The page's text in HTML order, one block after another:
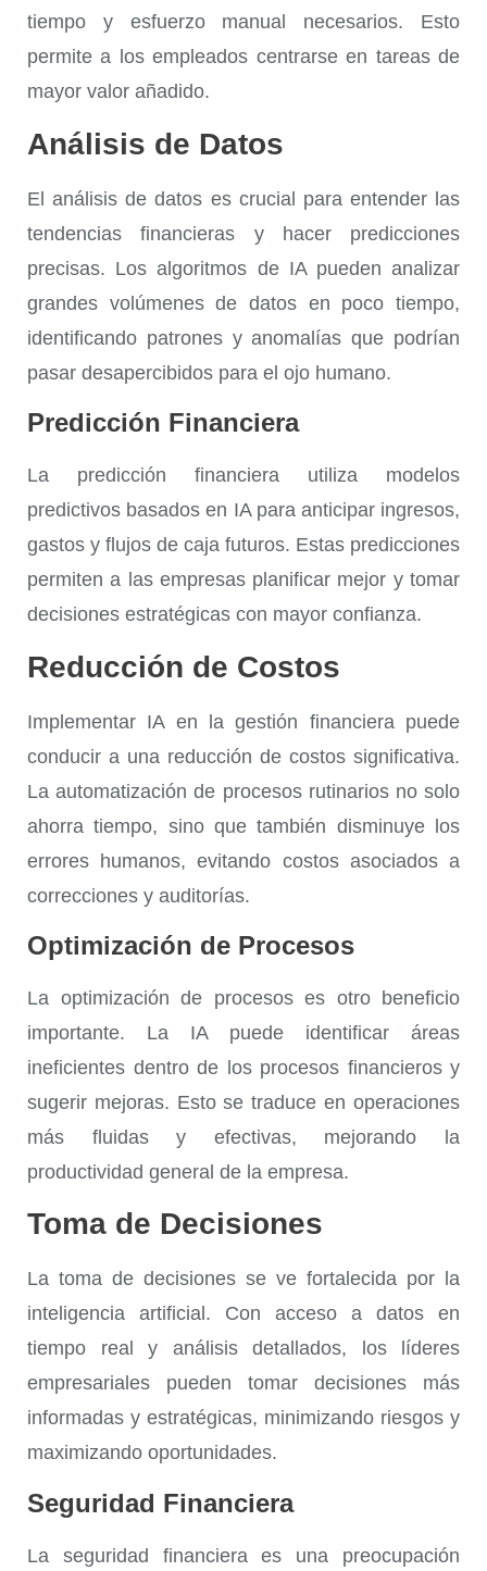
tiempo y esfuerzo manual necesarios. Esto
permite a los empleados centrarse en tareas de
mayor valor añadido.
Análisis de Datos
Elanálisis de datos es crucial para entender las
tendencias financieras y hacer predicciones
precisas. Los algoritmos de IA pueden analizar
grandes volúmenes de datos en poco tiempo,
identificando patrones y anomalías que podrían
pasar desapercibidos para el ojo humano.
Predicción Financiera
La predicción financiera utiliza modelos
predictivos basados en IA para anticipar ingresos,
gastos y flujos de caja futuros. Estas predicciones
permiten a las empresas planificar mejor y tomar
decisiones estratégicas con mayor confianza.
Reducción de Costos
Implementar IA en la gestión financiera puede
conducir a una reducción de costos significativa.
La automatización de procesos rutinarios no solo
ahorra tiempo, sino que también disminuye los
errores humanos, evitando costos asociados a
correcciones y auditorías.
Optimización de Procesos
La optimización de procesoses otro beneficio
importante. La IA puede identificar áreas
ineficientes dentro de los procesos financieros y
sugerir mejoras. Esto se traduce en operaciones
más fluidas y efectivas, mejorando la
productividad general de la empresa.
Toma de Decisiones
La toma de decisiones se ve fortalecida por la
inteligencia artificial. Con acceso a datos en
tiempo real y análisis detallados, los líderes
empresariales pueden tomar decisiones más
informadas y estratégicas, minimizando riesgos y
maximizando oportunidades.
Seguridad Financiera
La seguridad financiera es una preocupación